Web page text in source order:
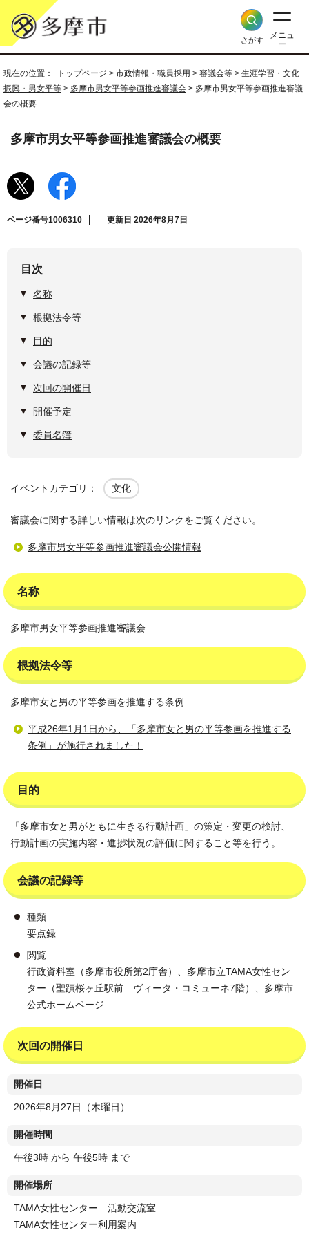
さがす
メニュ
ー
現在の位置： トップページ > 市政情報・職員採用 > 審議会等 > 生涯学習・文化
振興・男女平等 > 多摩市男女平等参画推進審議会 > 多摩市男女平等参画推進審議
会の概要
多摩市男女平等参画推進審議会の概要
ページ番号1006310 更新日 2026年8月7日
目次
名称
根拠法令等
目的
会議の記録等
次回の開催日
開催予定
委員名簿
イベントカテゴリ： 文化
審議会に関する詳しい情報は次のリンクをご覧ください。
多摩市男女平等参画推進審議会公開情報
名称
多摩市男女平等参画推進審議会
根拠法令等
多摩市女と男の平等参画を推進する条例
平成26年1月1日から、「多摩市女と男の平等参画を推進する
条例」が施行されました！
目的
「多摩市女と男がともに生きる行動計画」の策定・変更の検討、
行動計画の実施内容・進捗状況の評価に関すること等を行う。
会議の記録等
種類
要点録
閲覧
行政資料室（多摩市役所第2庁舎）、多摩市立TAMA女性セン
ター（聖蹟桜ヶ丘駅前 ヴィータ・コミューネ7階）、多摩市
公式ホームページ
次回の開催日
開催日
2026年8月27日（木曜日）
開催時間
午後3時 から 午後5時 まで
開催場所
TAMA女性センター 活動交流室
TAMA女性センター利用案内